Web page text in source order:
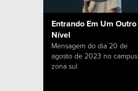
Entrando Em Um Outro
Nível
Mensagem do dia 20 de
agosto de 2023 no campus
zona sul